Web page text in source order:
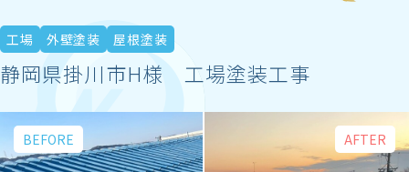
工場 外壁塗装 屋根塗装
静岡県掛川市H様 工場塗装工事